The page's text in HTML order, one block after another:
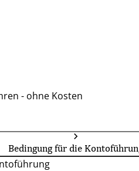
- ohne Kosten
Bedingung für die